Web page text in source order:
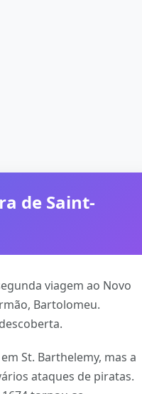
de Saint-
viagem ao Novo
Bartolomeu.
St. Barthelemy, mas a
ataques de piratas.